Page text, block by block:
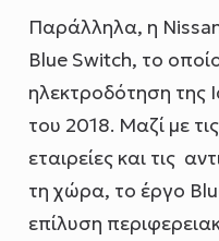
Παράλληλα, η
Blue Switch, το
ηλεκτροδότηση της
του 2018. Μαζί με
εταιρείες και τις
τη χώρα, το έργο
επίλυση